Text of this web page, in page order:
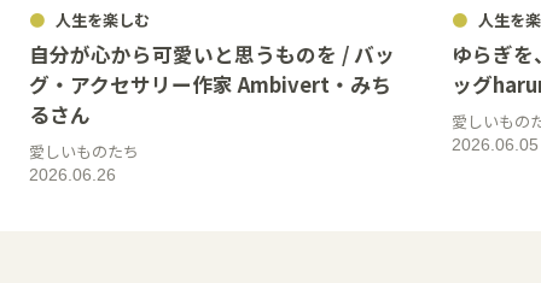
人生を楽しむ
自分が心から可愛いと思うものを / バッ
グ・アクセサリー作家 Ambivert・みち
るさん
2026.06.26
愛しいものたち
人生を
ゆらぎ
ッグ
2026.06.05
愛しいもの